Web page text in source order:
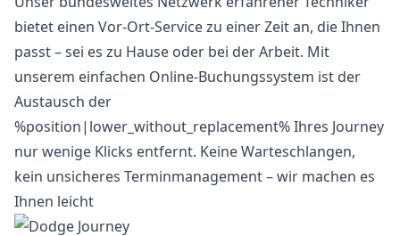
bietet einen Vor-Ort-Service zu einer Zeit an, die Ihnen
passt – sei es zu Hause oder bei der Arbeit. Mit
unserem einfachen Online-Buchungssystem ist der
Austausch der
%position|lower_without_replacement% Ihres Journey
nur wenige Klicks entfernt. Keine Warteschlangen,
kein unsicheres Terminmanagement – wir machen es
Ihnen leicht